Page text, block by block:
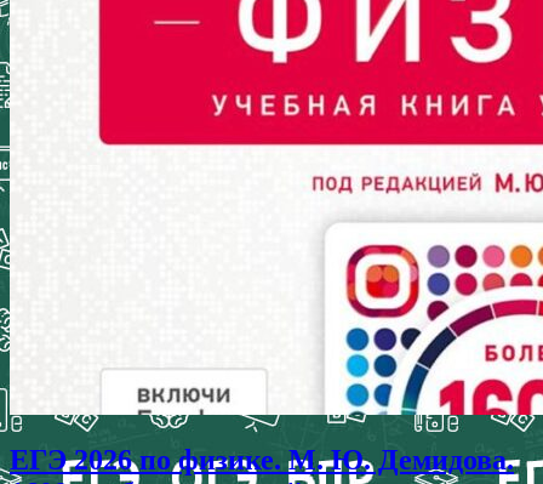
ЕГЭ 2026 по физике. М. Ю. Демидова.